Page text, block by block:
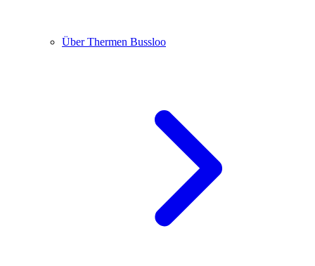
Über Thermen Bussloo